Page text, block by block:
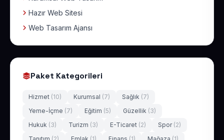
Hazır Web Sitesi
Web Tasarım Ajansı
Paket Kategorileri
Hizmet (10) Kurumsal (7) Sağlık (7)
Yeme-İçme (7) Eğitim (5) Güzellik (3)
Hukuk (3) Turizm (3) E-Ticaret (2) Spor (2)